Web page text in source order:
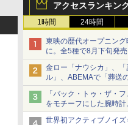
アクセスランキン
1時間 24時間
東映の歴代オープニン
に。全5種で8月下旬発売
金ロー「ナウシカ」、
ル」、ABEMAで「葬送
など。夏の特番・配信情
「バック・トゥ・ザ・
をモチーフにした腕時
世界初アクティブノイ